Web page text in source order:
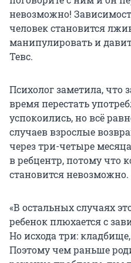
невозможно!
человек становится
манипулировать и
Тевс.
Психолог заметила, что
время перестать
успокоились, но всё
случаев взрослые
через три-четыре
в ребцентр, потому что
становится невозможно.
«В остальных случаях
ребенок плюхается с
Но исхода три:
Поэтому чем раньше